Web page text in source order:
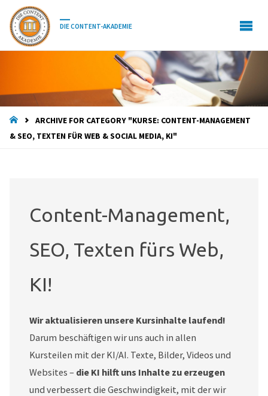
DIE CONTENT-AKADEMIE
HOMEARCHIVE FOR CATEGORY "KURSE: CONTENT-MANAGEMENT
& SEO, TEXTEN FÜR WEB & SOCIAL MEDIA, KI"
Content-Management,
SEO, Texten fürs Web,
KI!
Wir aktualisieren unsere Kursinhalte laufend!
Darum beschäftigen wir uns auch in allen
Kursteilen mit der KI/AI. Texte, Bilder, Videos und
Websites – die KI hilft uns Inhalte zu erzeugen
und verbessert die Geschwindigkeit, mit der wir